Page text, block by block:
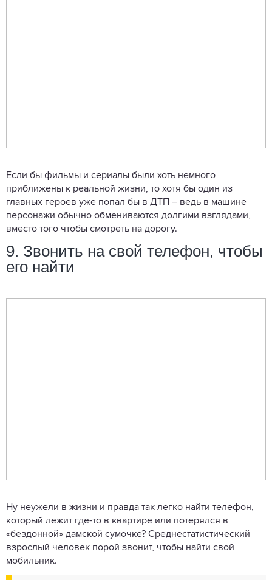
Если бы фильмы и сериалы были хоть немного
приближены к реальной жизни, то хотя бы один из
главных героев уже попал бы в ДТП – ведь в машине
персонажи обычно обмениваются долгими взглядами,
вместо того чтобы смотреть на дорогу.
9. Звонить на свой телефон, чтобы
его найти
Ну неужели в жизни и правда так легко найти телефон,
который лежит где-то в квартире или потерялся в
«бездонной» дамской сумочке? Среднестатистический
взрослый человек порой звонит, чтобы найти свой
мобильник.